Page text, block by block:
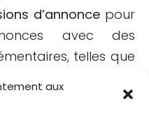
aux
d’annoncepour
avec des
telles que